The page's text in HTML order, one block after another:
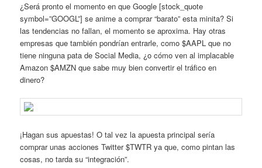
¿Será pronto el momento en que Google [stock_quote
symbol=”GOOGL”] se anime a comprar “barato” esta minita? Si
las tendencias no fallan, el momento se aproxima. Hay otras
empresas que también pondrían entrarle, como $AAPL que no
tiene ninguna pata de Social Media, ¿o cómo ven al implacable
Amazon $AMZN que sabe muy bien convertir el tráfico en
dinero?
¡Hagan sus apuestas! O tal vez la apuesta principal sería
comprar unas acciones Twitter $TWTR ya que, como pintan las
cosas, no tarda su “integración”.